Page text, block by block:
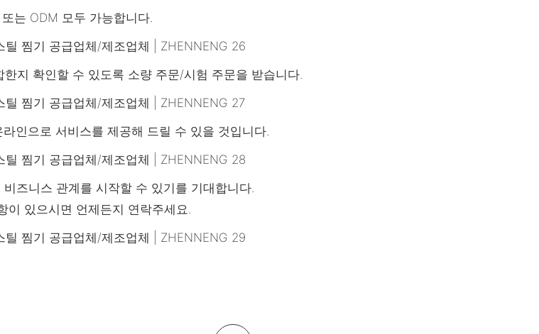
는 ODM 모두 가능합니다.
지 확인할 수 있도록 소량 주문/시험 주문을 받습니다.
인으로 서비스를 제공해 드릴 수 있을 것입니다.
즈니스 관계를 시작할 수 있기를 기대합니다.
이 있으시면 언제든지 연락주세요.